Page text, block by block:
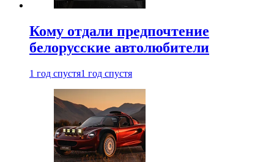
Кому отдали предпочтение
белорусские автолюбители
1 год спустя1 год спустя